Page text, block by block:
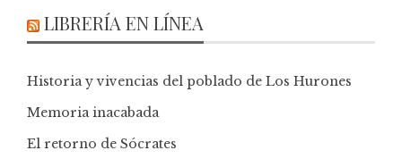
LIBRERÍA EN LÍNEA
Historia y vivencias del poblado de Los Hurones
Memoria inacabada
El retorno de Sócrates